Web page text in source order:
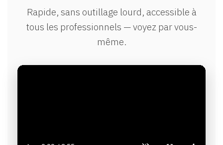
Rapide, sans outillage lourd, accessible à
tous les professionnels — voyez par vous-
même.